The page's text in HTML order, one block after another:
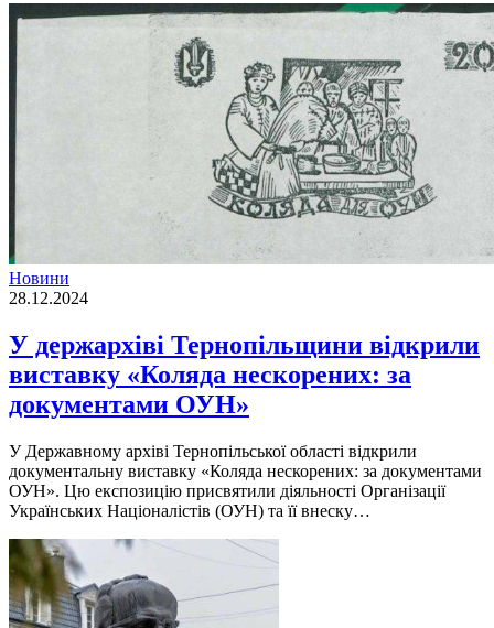
Новини
28.12.2024
У держархіві Тернопільщини відкрили
виставку «Коляда нескорених: за
документами ОУН»
У Державному архіві Тернопільської області відкрили
документальну виставку «Коляда нескорених: за документами
ОУН». Цю експозицію присвятили діяльності Організації
Українських Націоналістів (ОУН) та її внеску…